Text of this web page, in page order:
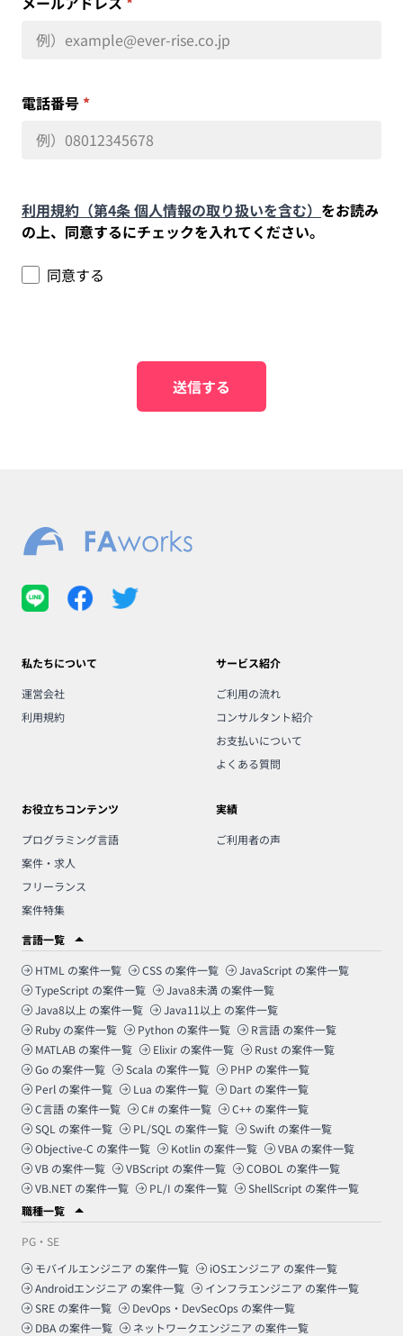
電話番号 *
利用規約（第4条 個人情報の取り扱いを含む） をお読み
の上、同意するにチェックを入れてください。
同意する
送信する
私たちについて
運営会社
利用規約
サービス紹介
ご利用の流れ
コンサルタント紹介
お支払いについて
よくある質問
お役立ちコンテンツ
プログラミング言語
案件・求人
フリーランス
案件特集
実績
ご利用者の声
言語一覧
HTML の案件一覧 CSS の案件一覧 JavaScript の案件一覧
TypeScript の案件一覧 Java8未満 の案件一覧
Java8以上 の案件一覧 Java11以上 の案件一覧
Ruby の案件一覧 Python の案件一覧 R言語 の案件一覧
MATLAB の案件一覧 Elixir の案件一覧 Rust の案件一覧
Go の案件一覧 Scala の案件一覧 PHP の案件一覧
Perl の案件一覧 Lua の案件一覧 Dart の案件一覧
C言語 の案件一覧 C# の案件一覧 C++ の案件一覧
SQL の案件一覧 PL/SQL の案件一覧 Swift の案件一覧
Objective-C の案件一覧 Kotlin の案件一覧 VBA の案件一覧
VB の案件一覧 VBScript の案件一覧 COBOL の案件一覧
VB.NET の案件一覧 PL/I の案件一覧 ShellScript の案件一覧
職種一覧
PG・SE
モバイルエンジニア の案件一覧 iOSエンジニア の案件一覧
Androidエンジニア の案件一覧 インフラエンジニア の案件一覧
SRE の案件一覧 DevOps・DevSecOps の案件一覧
DBA の案件一覧 ネットワークエンジニア の案件一覧